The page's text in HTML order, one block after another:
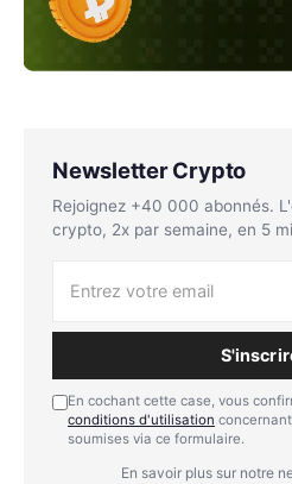
Newsletter Crypto
Rejoignez +40 000 abonnés.
crypto, 2x par semaine, en 5
En cochant cette case, vous
conditions d'utilisation
soumises via ce formulaire.
En savoir plus sur notre